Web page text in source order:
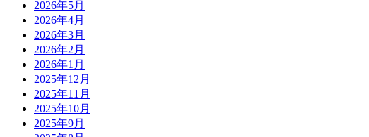
2026年5月
2026年4月
2026年3月
2026年2月
2026年1月
2025年12月
2025年11月
2025年10月
2025年9月